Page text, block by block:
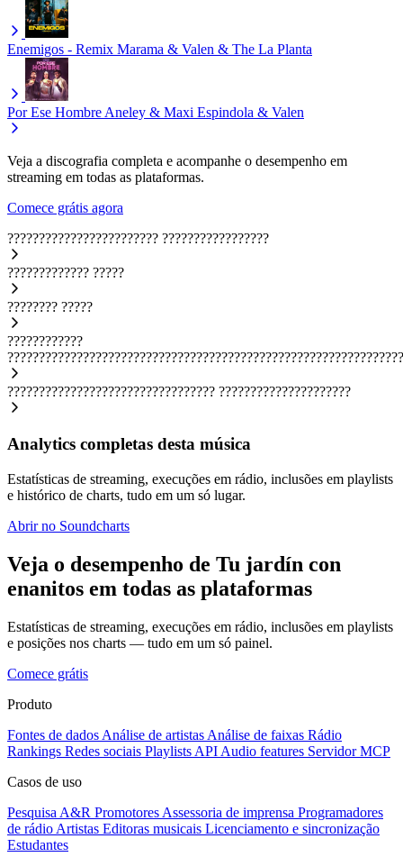
Enemigos - Remix Marama & Valen & The La Planta
Por Ese Hombre Aneley & Maxi Espindola & Valen
Veja a discografia completa e acompanhe o desempenho em
streaming em todas as plataformas.
Comece grátis agora
???????????????????????? ?????????????????
????????????? ?????
???????? ?????
????????????
????????????????????????????????? ?????????????????????
Analytics completas desta música
Estatísticas de streaming, execuções em rádio, inclusões em playlists
e histórico de charts, tudo em um só lugar.
Abrir no Soundcharts
Veja o desempenho de Tu jardín con
enanitos em todas as plataformas
Estatísticas de streaming, execuções em rádio, inclusões em playlists
e posições nos charts — tudo em um só painel.
Comece grátis
Produto
Fontes de dados Análise de artistas Análise de faixas Rádio
Rankings Redes sociais Playlists API Audio features Servidor MCP
Casos de uso
Pesquisa A&R Promotores Assessoria de imprensa Programadores
de rádio Artistas Editoras musicais Licenciamento e sincronização
Estudantes